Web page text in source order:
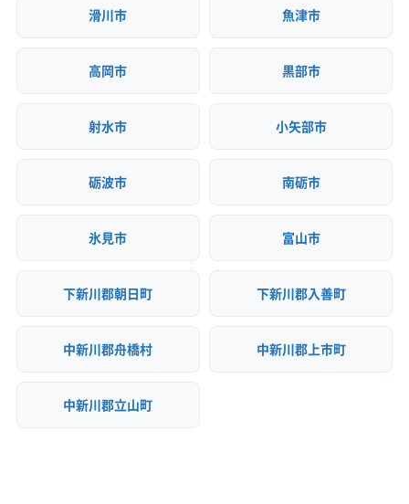
滑川市 魚津市
高岡市 黒部市
射水市 小矢部市
砺波市 南砺市
氷見市 富山市
下新川郡朝日町 下新川郡入善町
中新川郡舟橋村 中新川郡上市町
中新川郡立山町